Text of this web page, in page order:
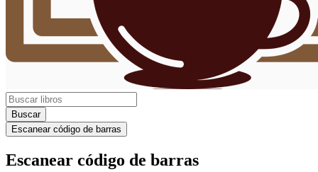
Buscar
Escanear código de barras
Escanear código de barras